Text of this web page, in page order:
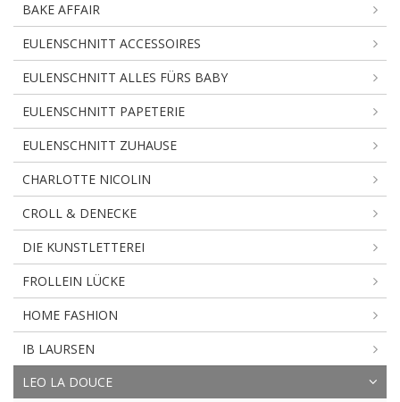
BAKE AFFAIR
EULENSCHNITT ACCESSOIRES
EULENSCHNITT ALLES FÜRS BABY
EULENSCHNITT PAPETERIE
EULENSCHNITT ZUHAUSE
CHARLOTTE NICOLIN
CROLL & DENECKE
DIE KUNSTLETTEREI
FROLLEIN LÜCKE
HOME FASHION
IB LAURSEN
LEO LA DOUCE